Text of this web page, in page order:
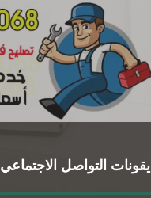
أيقونات التواصل الاجتماعي